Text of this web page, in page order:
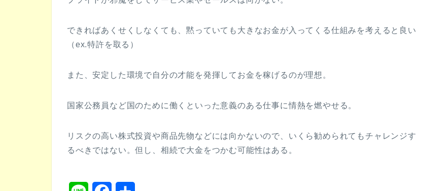
できればあくせくしなくても、黙っていても大きなお金が入ってくる仕組みを考えると良い
（ex.特許を取る）
また、安定した環境で自分の才能を発揮してお金を稼げるのが理想。
国家公務員など国のために働くといった意義のある仕事に情熱を燃やせる。
リスクの高い株式投資や商品先物などには向かないので、いくら勧められてもチャレンジす
るべきではない。但し、相続で大金をつかむ可能性はある。